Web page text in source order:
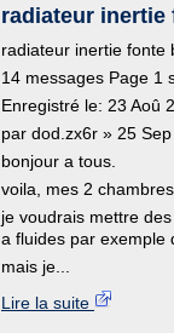
radiateur inertie
radiateur inertie fonte
14 messages Page 1
Enregistré le: 23 Aoû
par dod.zx6r » 25
bonjour a tous.
voila, mes 2
je voudrais mettre
a fluides par exemple
mais je...
Lire la suite